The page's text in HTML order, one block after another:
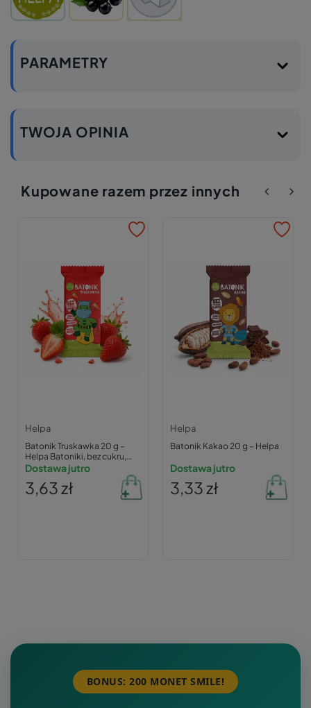
PARAMETRY
TWOJA OPINIA
Kupowane razem przez innych
Helpa
Batonik Truskawka 20 g –
Helpa Batoniki, bez cukru,
wegański
Dostawa jutro
3,63 zł
Helpa
Batonik Kakao 20 g – Helpa
Dostawa jutro
3,33 zł
BONUS: 200 MONET SMILE!